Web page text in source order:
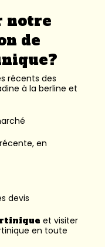
notre
de
récents des
à la berline et
en
devis
et visiter
en toute